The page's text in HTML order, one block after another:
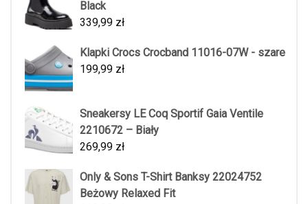
Black
339,99 zł
Klapki Crocs Crocband 11016-07W - szare
199,99 zł
Sneakersy LE Coq Sportif Gaia Ventile
2210672 – Biały
269,99 zł
Only & Sons T-Shirt Banksy 22024752
Beżowy Relaxed Fit